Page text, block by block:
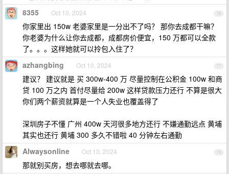
76
8355 Oct 10, 2024
你家里出 150w 老婆家里是一分出不了吗？ 那你去成都干嘛？
你老婆为什么让你去成都，成都房价便宜，150 万都可以全款
了。。。这样她就可以拎包入住了？
77
azhangbing Oct 10, 2024
建议？ 建议就是 买 300w-400 万 尽量控制在公积金 100w 和商
贷 100 万之内 首付尽量给 200w 这样贷款压力还行 不算是很大
你们两个薪资就算是一个人失业也覆盖得了
深圳房子不懂 广州 400w 天河很多地方还行 不嫌通勤远点 黄埔
其实也还行 黄埔 300 多久不错啦 40 分钟左右通勤
78
Alwaysonline Oct 10, 2024
那就别买房，想去哪就去哪。